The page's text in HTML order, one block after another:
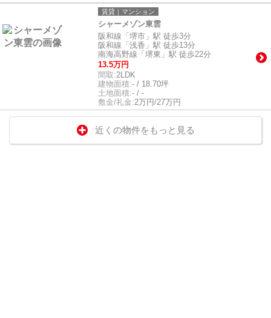
賃貸｜マンション
シャーメゾン東雲
阪和線「堺市」駅 徒歩3分
阪和線「浅香」駅 徒歩13分
南海高野線「堺東」駅 徒歩22分
13.5万円
間取:2LDK
建物面積:- / 18.70坪
土地面積:- / -
敷金/礼金:2万円/27万円
近くの物件をもっと見る